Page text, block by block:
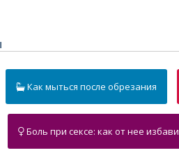
Как мыться после обрезания
Боль при сексе: как от нее